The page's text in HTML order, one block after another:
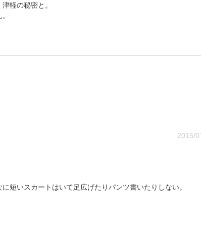
軽の秘密と。
2015/
短いスカートはいて足広げたりパンツ書いたりしない。